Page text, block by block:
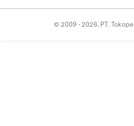
© 2009 - 2026, PT.